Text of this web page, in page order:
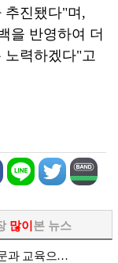
추진됐다"며,
을 반영하여 더
력하겠다"고
과 교육으…
많이본 뉴스